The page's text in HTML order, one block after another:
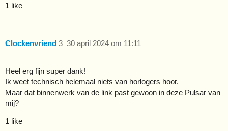
1 like
Clockenvriend 30 april 2024 om 11:11
3
Heel erg fijn super dank!
Ik weet technisch helemaal niets van horlogers hoor.
Maar dat binnenwerk van de link past gewoon in deze Pulsar van
mij?
1 like